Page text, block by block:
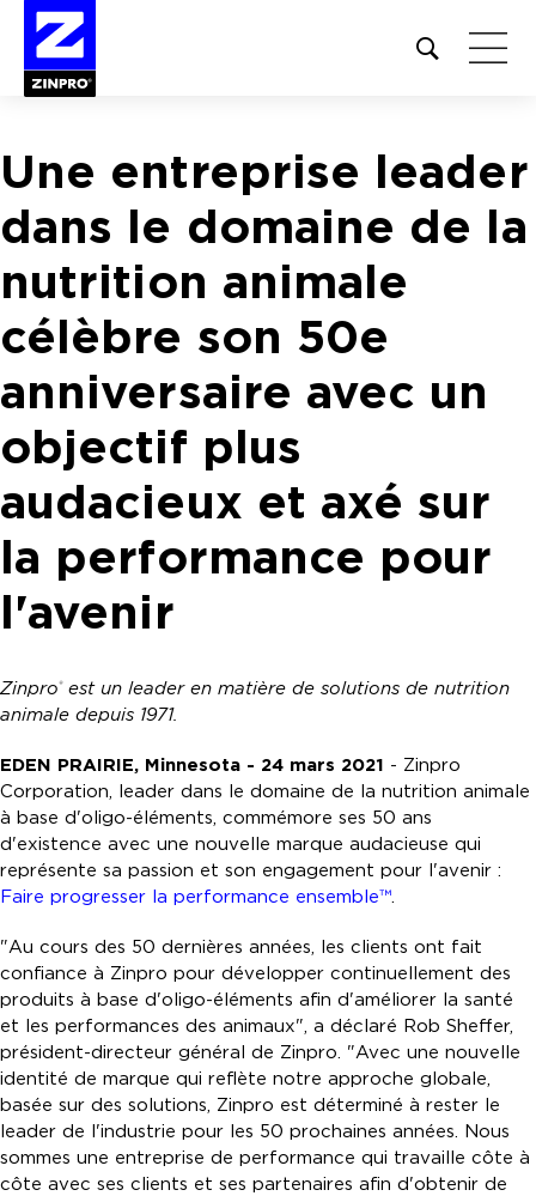
Open
site
Rechercher :
Une entreprise leader
dans le domaine de la
nutrition animale
célèbre son 50e
anniversaire avec un
objectif plus
audacieux et axé sur
la performance pour
l'avenir
Zinpro®est un leader en matière de solutions de nutrition
animale depuis 1971.
EDEN PRAIRIE, Minnesota - 24 mars 2021 - Zinpro
Corporation, leader dans le domaine de la nutrition animale
à base d'oligo-éléments, commémore ses 50 ans
d'existence avec une nouvelle marque audacieuse qui
représente sa passion et son engagement pour l'avenir :
Faire progresser la performance ensemble™.
"Au cours des 50 dernières années, les clients ont fait
confiance à Zinpro pour développer continuellement des
produits à base d'oligo-éléments afin d'améliorer la santé
et les performances des animaux", a déclaré Rob Sheffer,
président-directeur général de Zinpro. "Avec une nouvelle
identité de marque qui reflète notre approche globale,
basée sur des solutions, Zinpro est déterminé à rester le
leader de l'industrie pour les 50 prochaines années. Nous
sommes une entreprise de performance qui travaille côte à
côte avec ses clients et ses partenaires afin d'obtenir de